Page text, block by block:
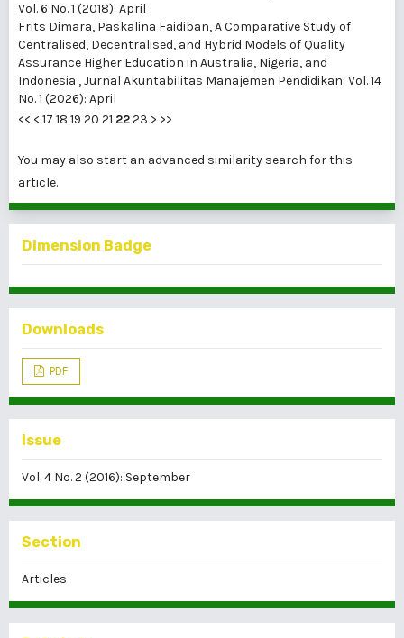
Vol. 6 No. 1 (2018): April
Frits Dimara, Paskalina Faidiban,A Comparative Study of
Centralised, Decentralised, and Hybrid Models of Quality
Assurance Higher Education in Australia, Nigeria, and
Indonesia ,Jurnal Akuntabilitas Manajemen Pendidikan: Vol. 14
No. 1 (2026): April
<< < 17 18 19 20 21 2223 > >>
You may also start an advanced similarity search for this
article.
Dimension Badge
Downloads
PDF
Issue
Vol. 4 No. 2 (2016): September
Section
Articles